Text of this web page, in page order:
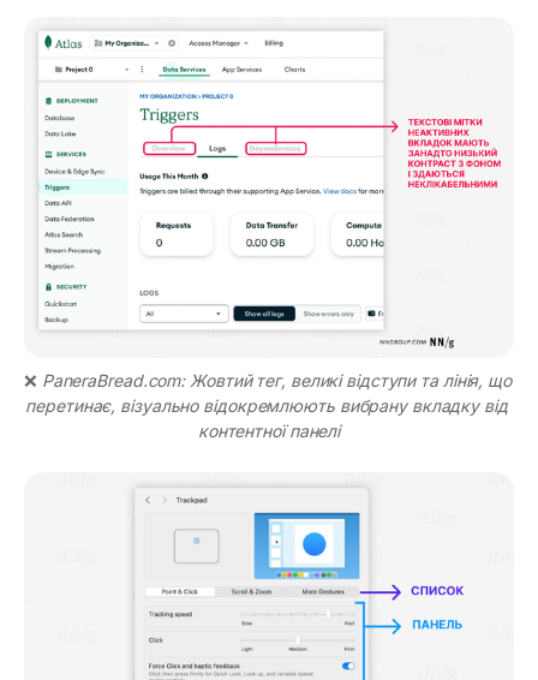
❌ PaneraBread.com: Жовтий тег, великі відступи та лінія, що
перетинає, візуально відокремлюють вибрану вкладку від
контентної панелі